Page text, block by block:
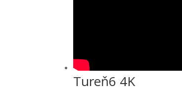
Tureň6 4K